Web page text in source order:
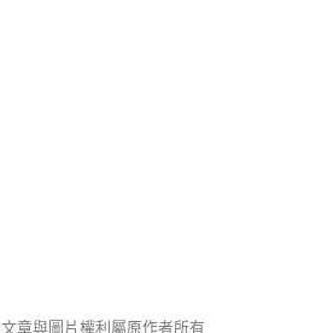
文章與圖片權利屬原作者所有